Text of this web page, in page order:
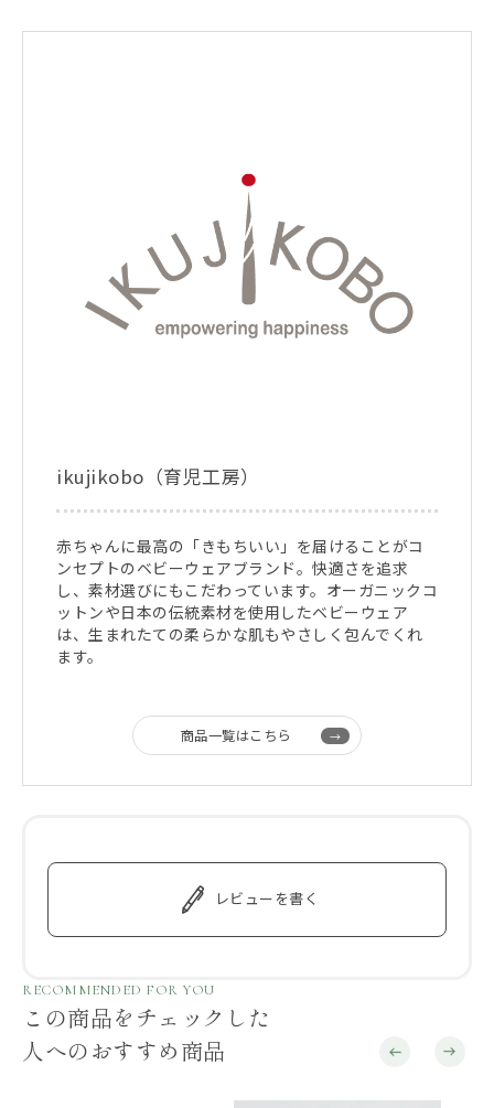
ikujikobo（育児工房）
赤ちゃんに最高の「きもちいい」を届けることがコ
ンセプトのベビーウェアブランド。快適さを追求
し、素材選びにもこだわっています。オーガニックコ
ットンや日本の伝統素材を使用したベビーウェア
は、生まれたての柔らかな肌もやさしく包んでくれ
ます。
商品一覧はこちら
レビューを書く
RECOMMENDED FOR YOU
この商品をチェックした
人へのおすすめ商品